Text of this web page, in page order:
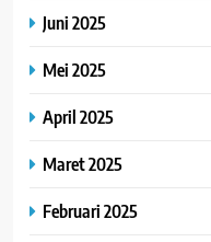
Juni 2025
Mei 2025
April 2025
Maret 2025
Februari 2025